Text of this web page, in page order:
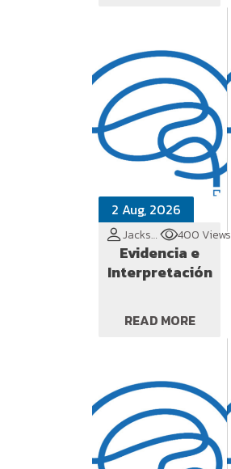
2 Aug, 2026
Jackson Cionek 400 Views
Evidencia e
Interpretación
READ MORE